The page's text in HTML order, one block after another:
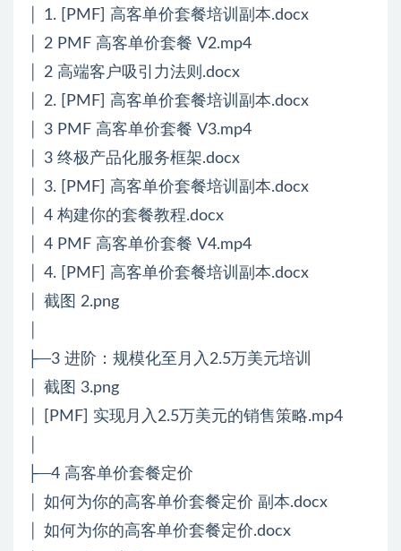
│ 1. [PMF] 高客单价套餐培训副本.docx
│ 2 PMF 高客单价套餐 V2.mp4
│ 2 高端客户吸引力法则.docx
│ 2. [PMF] 高客单价套餐培训副本.docx
│ 3 PMF 高客单价套餐 V3.mp4
│ 3 终极产品化服务框架.docx
│ 3. [PMF] 高客单价套餐培训副本.docx
│ 4 构建你的套餐教程.docx
│ 4 PMF 高客单价套餐 V4.mp4
│ 4. [PMF] 高客单价套餐培训副本.docx
│ 截图 2.png
├─3 进阶：规模化至月入2.5万美元培训
│ 截图 3.png
│ [PMF] 实现月入2.5万美元的销售策略.mp4
├─4 高客单价套餐定价
│ 如何为你的高客单价套餐定价 副本.docx
│ 如何为你的高客单价套餐定价.docx